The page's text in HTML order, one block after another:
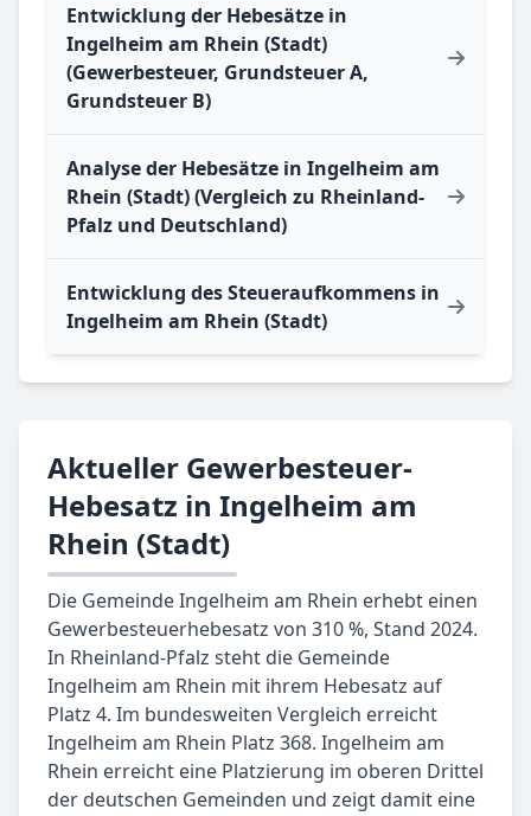
Entwicklung der Hebesätze in
Ingelheim am Rhein (Stadt)
(Gewerbesteuer, Grundsteuer A,
Grundsteuer B)
Analyse der Hebesätze in Ingelheim am
Rhein (Stadt) (Vergleich zu Rheinland-
Pfalz und Deutschland)
Entwicklung des Steueraufkommens in
Ingelheim am Rhein (Stadt)
Aktueller Gewerbesteuer-
Hebesatz in Ingelheim am
Rhein (Stadt)
Die Gemeinde Ingelheim am Rhein erhebt einen
Gewerbesteuerhebesatz von 310 %, Stand 2024.
In Rheinland-Pfalz steht die Gemeinde
Ingelheim am Rhein mit ihrem Hebesatz auf
Platz 4. Im bundesweiten Vergleich erreicht
Ingelheim am Rhein Platz 368. Ingelheim am
Rhein erreicht eine Platzierung im oberen Drittel
der deutschen Gemeinden und zeigt damit eine